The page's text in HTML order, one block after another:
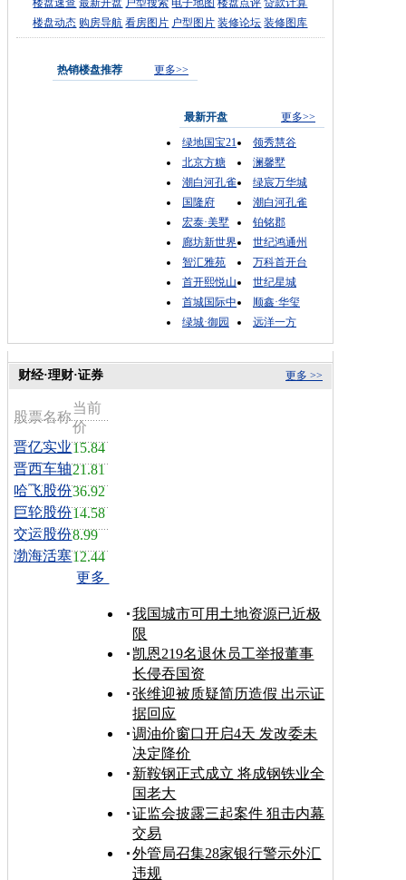
楼盘速查 最新开盘 户型搜索 电子地图 楼盘点评 贷款计算
楼盘动态 购房导航 看房图片 户型图片 装修论坛 装修图库
热销楼盘推荐 更多>>
最新开盘
更多>>
绿地国宝21
领秀慧谷
北京方糖
澜馨墅
潮白河孔雀
绿宸万华城
国隆府
潮白河孔雀
宏泰·美墅
铂铭郡
廊坊新世界
世纪鸿通州
智汇雅苑
万科首开台
首开熙悦山
世纪星城
首城国际中
顺鑫·华玺
绿城·御园
远洋一方
更多 >>
财经·理财·证券
股票名称
当前
价
晋亿实业15.84
晋西车轴21.81
哈飞股份36.92
巨轮股份14.58
交运股份8.99
渤海活塞12.44
更多
我国城市可用土地资源已近极
限
凯恩219名退休员工举报董事
长侵吞国资
张维迎被质疑简历造假 出示证
据回应
调油价窗口开启4天 发改委未
决定降价
新鞍钢正式成立 将成钢铁业全
国老大
证监会披露三起案件 狙击内幕
交易
外管局召集28家银行警示外汇
违规